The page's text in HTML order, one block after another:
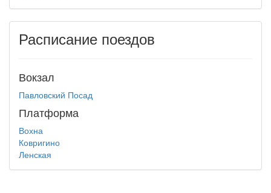
Расписание поездов
Вокзал
Павловский Посад
Платформа
Вохна
Ковригино
Ленская